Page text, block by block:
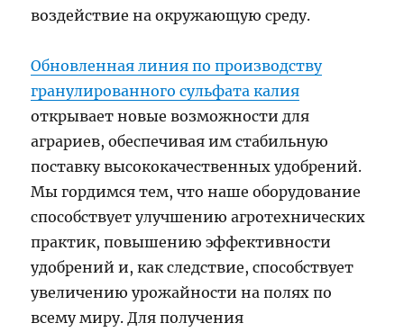
воздействие на окружающую среду.
Обновленная линия по производству
гранулированного сульфата калия
открывает новые возможности для
аграриев, обеспечивая им стабильную
поставку высококачественных удобрений.
Мы гордимся тем, что наше оборудование
способствует улучшению агротехнических
практик, повышению эффективности
удобрений и, как следствие, способствует
увеличению урожайности на полях по
всему миру. Для получения